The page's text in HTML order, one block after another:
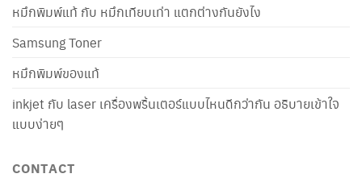
หมึกพิมพ์แท้ กับ หมึกเทียบเท่า แตกต่างกันยังไง
Samsung Toner
หมึกพิมพ์ของแท้
inkjet กับ laser เครื่องพริ้นเตอร์แบบไหนดีกว่ากัน อธิบายเข้าใจ
แบบง่ายๆ
CONTACT